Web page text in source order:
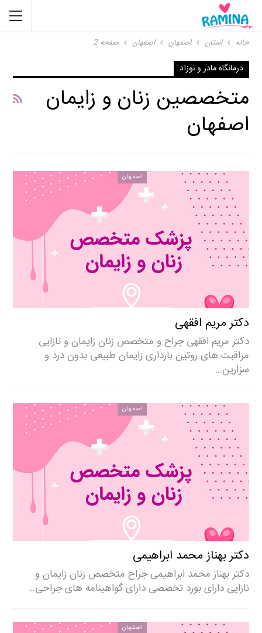
خانه استان اصفهان اصفهان صفحه 2
درمانگاه مادر و نوزاد
متخصصین زنان و زایمان
اصفهان
اصفهان
دکتر مریم افقهی
دکتر مریم افقهی جراح و متخصص زنان زایمان و نازایی
مراقبت های روتین بارداری زایمان طبیعی بدون درد و
سزارین…
اصفهان
دکتر بهناز محمد ابراهیمی
دکتر بهناز محمد ابراهیمی جراح متخصص زنان زایمان و
نازایی دارای بورد تخصصی دارای گواهینامه های جراحی…
اصفهان